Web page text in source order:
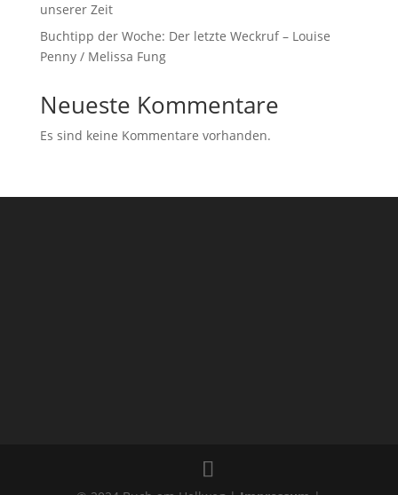
unserer Zeit
Buchtipp der Woche: Der letzte Weckruf – Louise
Penny / Melissa Fung
Neueste Kommentare
Es sind keine Kommentare vorhanden.